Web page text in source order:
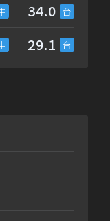
34.0
29.1